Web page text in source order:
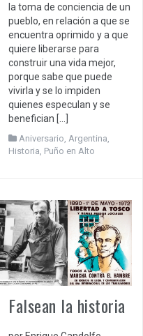
la toma de conciencia de un
pueblo, en relación a que se
encuentra oprimido y a que
quiere liberarse para
construir una vida mejor,
porque sabe que puede
vivirla y se lo impiden
quienes especulan y se
benefician […]
Aniversario Argentina
Historia Puño en Alto
Falsean la historia